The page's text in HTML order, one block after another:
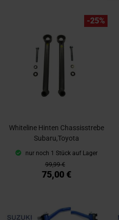
-25%
Whiteline Hinten Chassisstrebe
Subaru,Toyota
nur noch 1 Stück auf Lager
99,99 €
75,00 €